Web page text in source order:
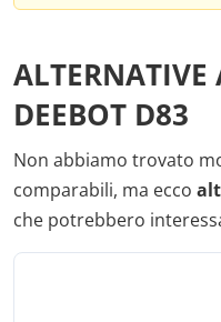
ALTERNATIVE
DEEBOT D83
Non abbiamo trovato
comparabili, ma ecco
che potrebbero